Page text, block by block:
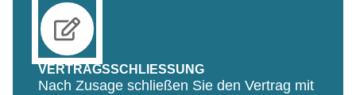
und ortsunabhängige Dokumentation und
Wiederholung der Lehrinhalte.
VERTRAGSSCHLIESSUNG
Nach Zusage schließen Sie den Vertrag mit